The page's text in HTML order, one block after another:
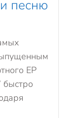
песню
EP
быстро